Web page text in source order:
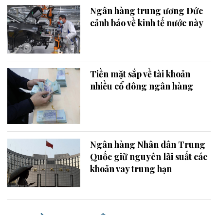
Ngân hàng trung ương Đức
cảnh báo về kinh tế nước này
Tiền mặt sắp về tài khoản
nhiều cổ đông ngân hàng
Ngân hàng Nhân dân Trung
Quốc giữ nguyên lãi suất các
khoản vay trung hạn